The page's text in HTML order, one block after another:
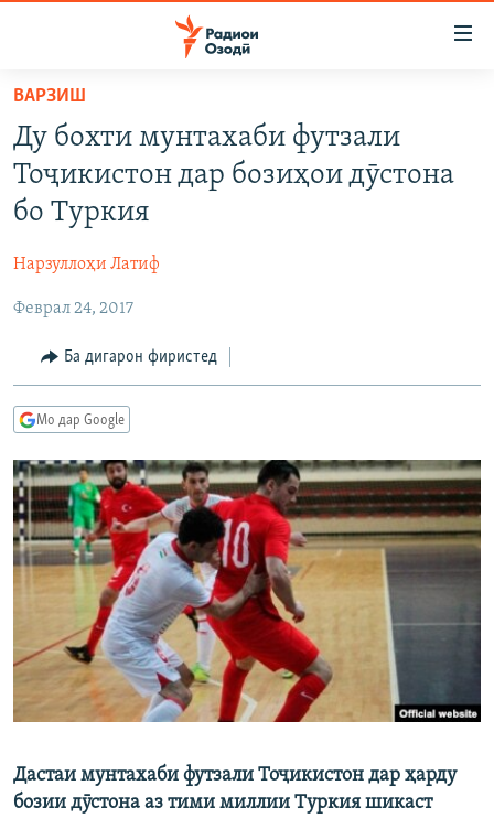
Ҷаҳиш
мояи
аслӣ
Ҷаҳиш
ба
феҳристи
аслӣ
Ҷаҳиш
ҷустор
ГӮШАҲО
ИҚТИСОД
ҚАЗИЯИ "КРОКУС"
ОСИЁИ МАРКАЗӢ
ФАРҲАНГ
ВАРЗИШ
ГАПИ ОЗОД
РӮЗГОРИ МУҲОҶИР
ТАҲҚИҚОТ
ҶАНГ ДАР УКРАИНА
НАЗАРИ МАРДУМ
ОЗОДӢ ОНЛАЙН
ВИДЕО
НИГОРИСТОН
ГУЗОРИШҲОИ РАДИОӢ
РӮЙХАТҲО
КИТОБҲОИ ОЗОДӢ
Русский
ПАЙГИРӢ КУНЕД
ВАРЗИШ
Ду бохти мунтахаби футзали
Тоҷикистон дар бозиҳои дӯстона
бо Туркия
Нарзуллоҳи Латиф
Феврал 24, 2017
Ба дигарон фиристед
Мо дар Google
Дастаи мунтахаби футзали Тоҷикистон дар ҳарду
бозии дӯстона аз тими миллии Туркия шикаст